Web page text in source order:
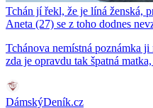
Tchán jí řekl, že je líná ženská,
Aneta (27) se z toho dodnes
Tchánova nemístná poznámka
zda je opravdu tak špatná
DámskýDeník.cz